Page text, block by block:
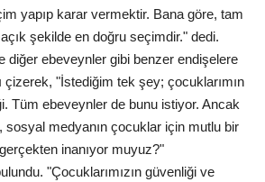
yapıp karar vermektir. Bana göre, tam
şekilde en doğru seçimdir." dedi.
diğer ebeveynler gibi benzer endişelere
çizerek, "İstediğim tek şey; çocuklarımın
Tüm ebeveynler de bunu istiyor. Ancak
sosyal medyanın çocuklar için mutlu bir
inanıyor muyuz?"
"Çocuklarımızın güvenliği ve